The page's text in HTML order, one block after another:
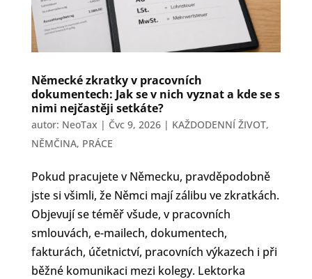
Německé zkratky v pracovních
dokumentech: Jak se v nich vyznat a kde se s
nimi nejčastěji setkáte?
autor: NeoTax | Čvc 9, 2026| KAŽDODENNÍ ŽIVOT,
NĚMČINA, PRÁCE
Pokud pracujete v Německu, pravděpodobně
jste si všimli, že Němci mají zálibu ve zkratkách.
Objevují se téměř všude, v pracovních
smlouvách, e-mailech, dokumentech,
fakturách, účetnictví, pracovních výkazech i při
běžné komunikaci mezi kolegy. Lektorka